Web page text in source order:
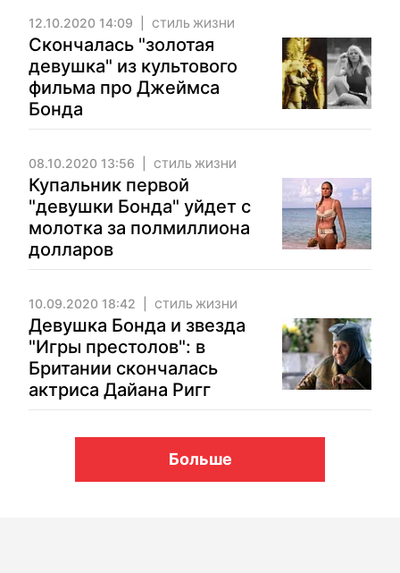
12.10.2020 14:09 СТИЛЬ ЖИЗНИ
Скончалась "золотая
девушка" из культового
фильма про Джеймса
Бонда
08.10.2020 13:56 СТИЛЬ ЖИЗНИ
Купальник первой
"девушки Бонда" уйдет с
молотка за полмиллиона
долларов
10.09.2020 18:42 СТИЛЬ ЖИЗНИ
Девушка Бонда и звезда
"Игры престолов": в
Британии скончалась
актриса Дайана Ригг
Больше